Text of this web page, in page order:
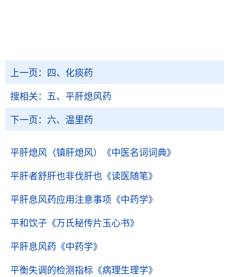
上一页： 四、化痰药
搜相关： 五、平肝熄风药
下一页： 六、温里药
平肝熄风（镇肝熄风） 《中医名词词典》
平肝者舒肝也非伐肝也 《读医随笔》
平肝息风药应用注意事项 《中药学》
平和饮子 《万氏秘传片玉心书》
平肝息风药 《中药学》
平衡失调的检测指标 《病理生理学》